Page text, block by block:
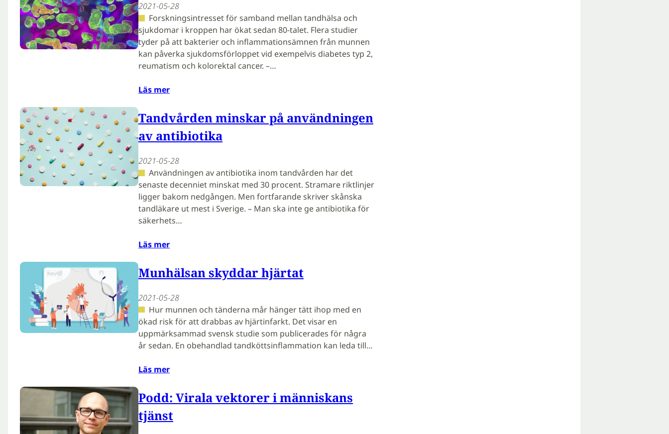
2021-05-28
Forskningsintresset för samband mellan tandhälsa och
sjukdomar i kroppen har ökat sedan 80-talet. Flera studier
tyder på att bakterier och inflammationsämnen från munnen
kan påverka sjukdomsförloppet vid exempelvis diabetes typ 2,
reumatism och kolorektal cancer. –…
Läs mer
Tandvården minskar på användningen
av antibiotika
2021-05-28
Användningen av antibiotika inom tandvården har det
senaste decenniet minskat med 30 procent. Stramare riktlinjer
ligger bakom nedgången. Men fortfarande skriver skånska
tandläkare ut mest i Sverige. – Man ska inte ge antibiotika för
säkerhets…
Läs mer
Munhälsan skyddar hjärtat
2021-05-28
Hur munnen och tänderna mår hänger tätt ihop med en
ökad risk för att drabbas av hjärtinfarkt. Det visar en
uppmärksammad svensk studie som publicerades för några
år sedan. En obehandlad tandköttsinflammation kan leda till…
Läs mer
Podd: Virala vektorer i människans
tjänst